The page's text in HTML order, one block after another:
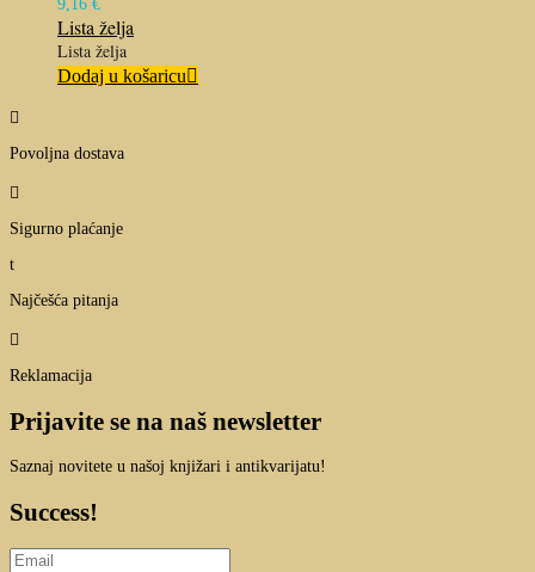
9,16 €
Lista želja
Lista želja
Dodaj u košaricu

Povoljna dostava

Sigurno plaćanje
t
Najčešća pitanja

Reklamacija
Prijavite se na naš newsletter
Saznaj novitete u našoj knjižari i antikvarijatu!
Success!